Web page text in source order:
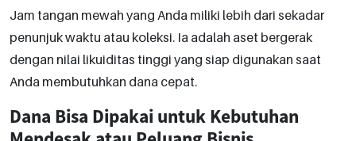
Jam tangan mewah yang Anda miliki lebih dari sekadar
penunjuk waktu atau koleksi. Ia adalah aset bergerak
dengan nilai likuiditas tinggi yang siap digunakan saat
Anda membutuhkan dana cepat.
Dana Bisa Dipakai untuk Kebutuhan